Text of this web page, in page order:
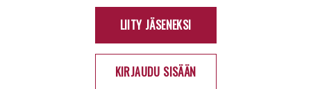
LIITY JÄSENEKSI
KIRJAUDU SISÄÄN